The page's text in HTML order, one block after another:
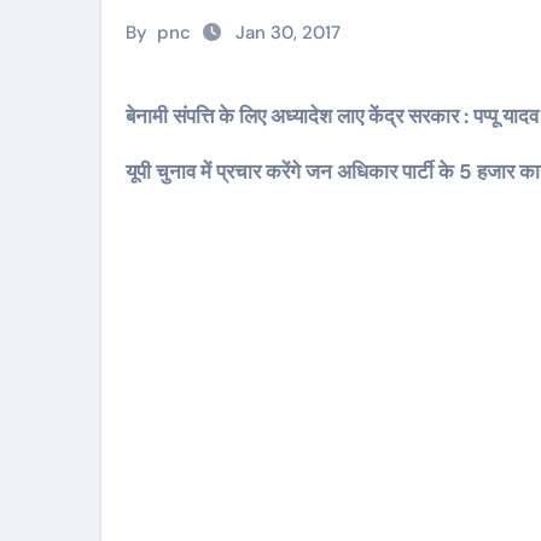
By pnc Jan 30, 2017
बेनामी संपत्ति के लिए अध्‍यादेश लाए केंद्र सरकार : पप्‍पू यादव
यूपी चुनाव में प्रचार करेंगे जन अधिकार पार्टी के 5 हजार